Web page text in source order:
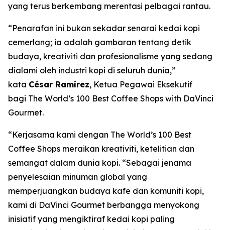
yang terus berkembang merentasi pelbagai rantau.
“Penarafan ini bukan sekadar senarai kedai kopi
cemerlang; ia adalah gambaran tentang detik
budaya, kreativiti dan profesionalisme yang sedang
dialami oleh industri kopi di seluruh dunia,”
kata César Ramírez, Ketua Pegawai Eksekutif
bagi The World’s 100 Best Coffee Shops with DaVinci
Gourmet.
“Kerjasama kami dengan The World’s 100 Best
Coffee Shops meraikan kreativiti, ketelitian dan
semangat dalam dunia kopi. “Sebagai jenama
penyelesaian minuman global yang
memperjuangkan budaya kafe dan komuniti kopi,
kami di DaVinci Gourmet berbangga menyokong
inisiatif yang mengiktiraf kedai kopi paling